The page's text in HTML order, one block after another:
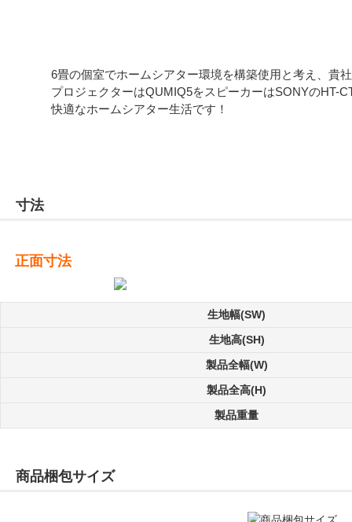
6畳の個室でホームシアター環境を構築使用と考え、貴
プロジェクターはQUMIQ5をスピーカーはSONYのHT-
快適なホームシアター生活です！
寸法
正面寸法
生地幅(SW)
生地高(SH)
製品全幅(W)
製品全高(H)
製品重量
商品梱包サイズ